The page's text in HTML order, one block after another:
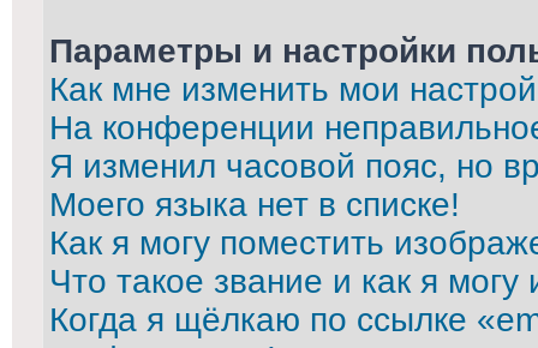
Параметры и настройки
Как мне изменить мои
На конференции
Я изменил часовой пояс, но
Моего языка нет в списке!
Как я могу поместить
Что такое звание и как я могу
Когда я щёлкаю по ссылке